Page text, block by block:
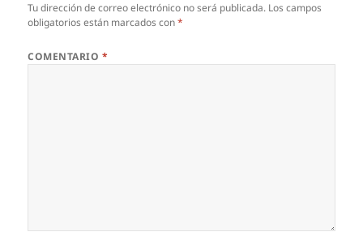
Tu dirección de correo electrónico no será publicada. Los campos
obligatorios están marcados con*
COMENTARIO *